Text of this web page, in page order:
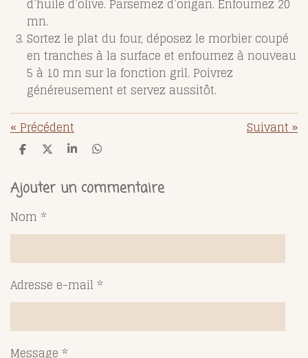
d’huile d’olive. Parsemez d’origan. Enfournez 20
mn.
Sortez le plat du four, déposez le morbier coupé
en tranches à la surface et enfournez à nouveau
5 à 10 mn sur la fonction gril. Poivrez
généreusement et servez aussitôt.
«Précédent Suivant»
P
t
a
e
r
P
t
a
r
P
t
a
r
P
t
a
r
Ajouter un commentaire
Nom *
Adresse e-mail *
Message *